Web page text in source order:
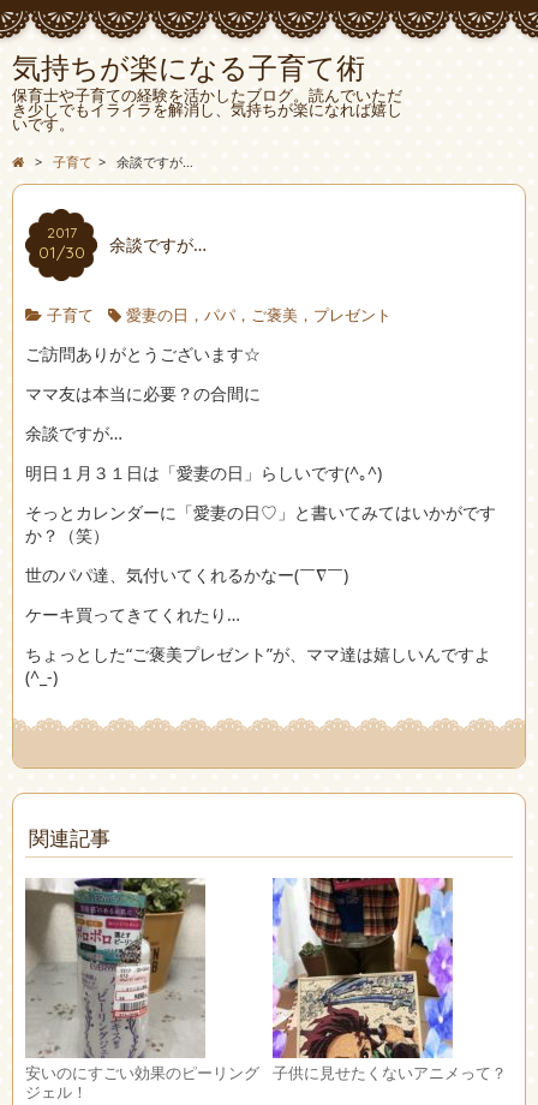
気持ちが楽になる子育て術
保育士や子育ての経験を活かしたブログ。読んでいただ
き少しでもイライラを解消し、気持ちが楽になれば嬉し
いです。
> 子育て > 余談ですが…
2017
01/30 余談ですが…
子育て 愛妻の日，パパ，ご褒美，プレゼント
ご訪問ありがとうございます☆
ママ友は本当に必要？の合間に
余談ですが…
明日１月３１日は「愛妻の日」らしいです(^｡^)
そっとカレンダーに「愛妻の日♡」と書いてみてはいかがです
か？（笑）
世のパパ達、気付いてくれるかなー(￣∇￣)
ケーキ買ってきてくれたり…
ちょっとした“ご褒美プレゼント”が、ママ達は嬉しいんですよ
(^_-)
関連記事
安いのにすごい効果のピーリング
ジェル！
子供に見せたくないアニメって？